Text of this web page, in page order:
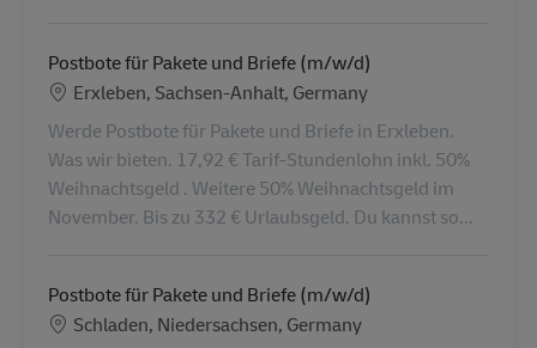
Postbote für Pakete und Briefe (m/w/d)
Location
Erxleben, Sachsen-Anhalt, Germany
Werde Postbote für Pakete und Briefe in Erxleben.
Was wir bieten. 17,92 € Tarif-Stundenlohn inkl. 50%
Weihnachtsgeld . Weitere 50% Weihnachtsgeld im
November. Bis zu 332 € Urlaubsgeld. Du kannst so...
Postbote für Pakete und Briefe (m/w/d)
Location
Schladen, Niedersachsen, Germany